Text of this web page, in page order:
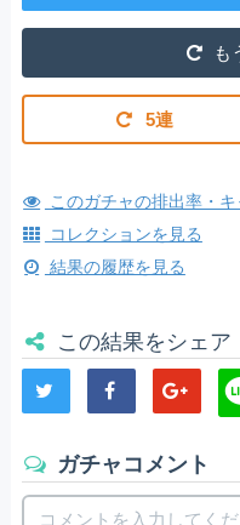
も
5連
このガチャの排出率・
コレクションを見る
結果の履歴を見る
この結果をシェア
ガチャコメント